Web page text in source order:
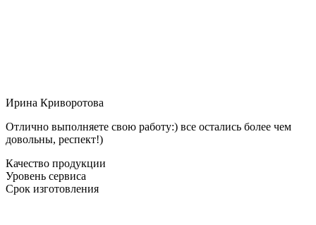
Ирина Криворотова
Отлично выполняете свою работу:) все остались более чем
довольны, респект!)
Качество продукции
Уровень сервиса
Срок изготовления